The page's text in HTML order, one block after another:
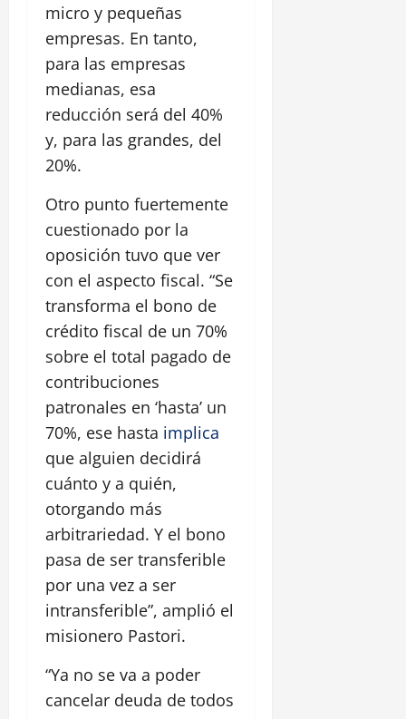
micro y pequeñas
empresas. En tanto,
para las empresas
medianas, esa
reducción será del 40%
y, para las grandes, del
20%.
Otro punto fuertemente
cuestionado por la
oposición tuvo que ver
con el aspecto fiscal. “Se
transforma el bono de
crédito fiscal de un 70%
sobre el total pagado de
contribuciones
patronales en ‘hasta’ un
70%, ese hasta implica
que alguien decidirá
cuánto y a quién,
otorgando más
arbitrariedad. Y el bono
pasa de ser transferible
por una vez a ser
intransferible”, amplió el
misionero Pastori.
“Ya no se va a poder
cancelar deuda de todos